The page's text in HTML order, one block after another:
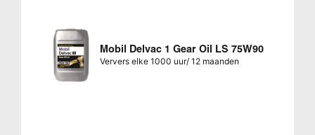
Mobil Delvac 1 Gear Oil LS 75W90
Ververs elke 1000 uur/ 12 maanden